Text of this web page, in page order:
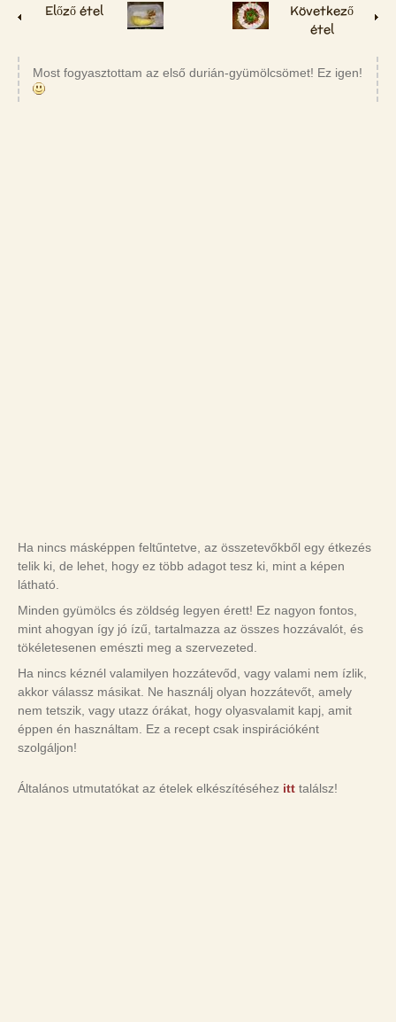
Előző étel
Következő
étel
Most fogyasztottam az első durián-gyümölcsömet! Ez igen!
Ha nincs másképpen feltűntetve, az összetevőkből egy étkezés
telik ki, de lehet, hogy ez több adagot tesz ki, mint a képen
látható.
Minden gyümölcs és zöldség legyen érett! Ez nagyon fontos,
mint ahogyan így jó ízű, tartalmazza az összes hozzávalót, és
tökéletesenen emészti meg a szervezeted.
Ha nincs kéznél valamilyen hozzátevőd, vagy valami nem ízlik,
akkor válassz másikat. Ne használj olyan hozzátevőt, amely
nem tetszik, vagy utazz órákat, hogy olyasvalamit kapj, amit
éppen én használtam. Ez a recept csak inspirációként
szolgáljon!
Általános utmutatókat az ételek elkészítéséhez itt találsz!